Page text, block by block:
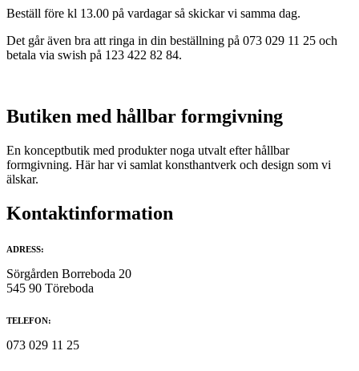
varianter.
De
olika
alternativen
produktsidan
Beställ före kl 13.00 på vardagar så skickar vi samma dag.
Det går även bra att ringa in din beställning på 073 029 11 25 och
betala via swish på 123 422 82 84.
Butiken med hållbar formgivning
En konceptbutik med produkter noga utvalt efter hållbar
formgivning. Här har vi samlat konsthantverk och design som vi
älskar.
Kontaktinformation
ADRESS:
Sörgården Borreboda 20
545 90 Töreboda
TELEFON:
073 029 11 25